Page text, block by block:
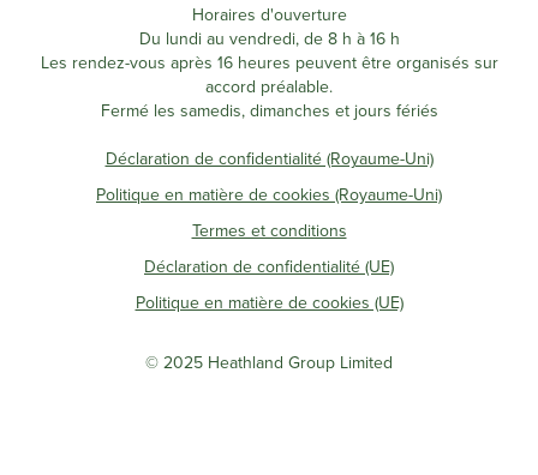
Horaires d'ouverture
Du lundi au vendredi, de 8 h à 16 h
Les rendez-vous après 16 heures peuvent être organisés sur
accord préalable.
Fermé les samedis, dimanches et jours fériés
Déclaration de confidentialité (Royaume-Uni)
Politique en matière de cookies (Royaume-Uni)
Termes et conditions
Déclaration de confidentialité (UE)
Politique en matière de cookies (UE)
© 2025 Heathland Group Limited